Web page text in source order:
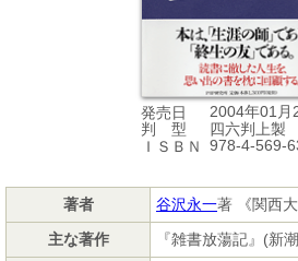
発売日
2004年01月
判 型
四六判上製
ＩＳＢＮ
978-4-569-
著者 谷沢永一著 《関西
主な著作
『雑書放蕩記』(新